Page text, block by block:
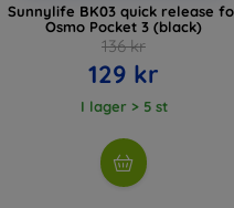
Sunnylife BK03 quick release
Osmo Pocket 3 (black)
136 kr
129 kr
I lager > 5 st